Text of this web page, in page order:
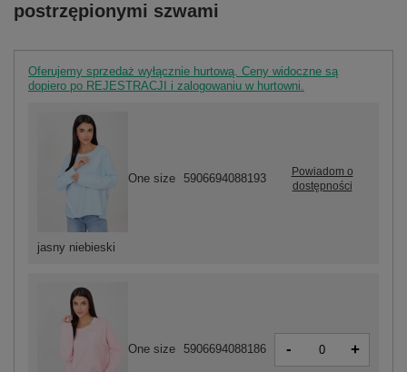
postrzępionymi szwami
Oferujemy sprzedaż wyłącznie hurtową. Ceny widoczne są
dopiero po REJESTRACJI i zalogowaniu w hurtowni.
One size 5906694088186 - +
jasny niebieski
One size 5906694088193
Powiadom o
dostępności